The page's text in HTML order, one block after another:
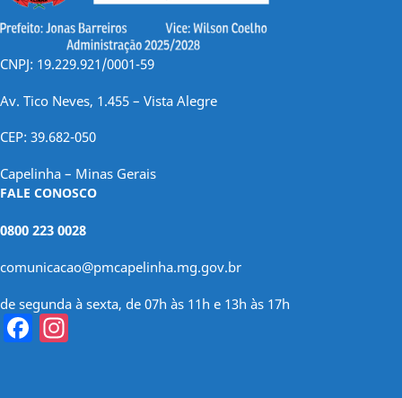
CNPJ: 19.229.921/0001-59
Av. Tico Neves, 1.455 – Vista Alegre
CEP: 39.682-050
Capelinha – Minas Gerais
FALE CONOSCO
0800 223 0028
comunicacao@pmcapelinha.mg.gov.br
de segunda à sexta, de 07h às 11h e 13h às 17h
Facebook